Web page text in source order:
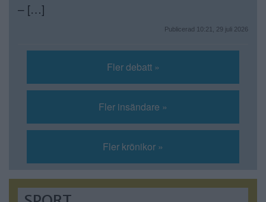
– […]
Publicerad 10:21, 29 juli 2026
Fler debatt »
Fler insändare »
Fler krönikor »